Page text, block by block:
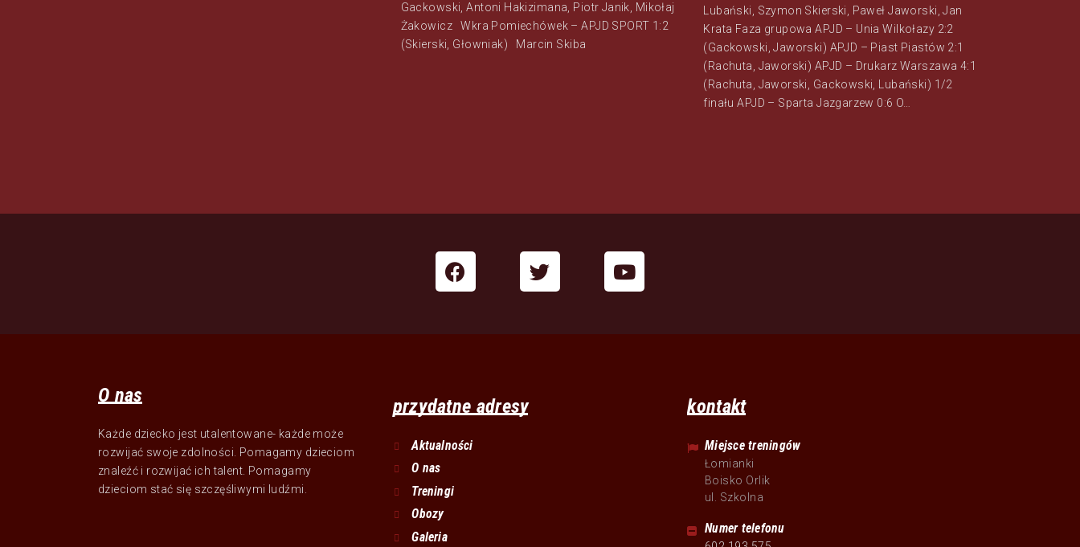
Gackowski, Antoni Hakizimana, Piotr Janik, Mikołaj
Żakowicz Wkra Pomiechówek – APJD SPORT 1:2
(Skierski, Głowniak) Marcin Skiba
Lubański, Szymon Skierski, Paweł Jaworski, Jan
Krata Faza grupowa APJD – Unia Wilkołazy 2:2
(Gackowski, Jaworski) APJD – Piast Piastów 2:1
(Rachuta, Jaworski) APJD – Drukarz Warszawa 4:1
(Rachuta, Jaworski, Gackowski, Lubański) 1/2
finału APJD – Sparta Jazgarzew 0:6 O…
O nas
Każde dziecko jest utalentowane- każde może
rozwijać swoje zdolności. Pomagamy dzieciom
znaleźć i rozwijać ich talent. Pomagamy
dzieciom stać się szczęśliwymi ludźmi.
przydatne adresy
Aktualności
O nas
Treningi
Obozy
Galeria
kontakt
Miejsce treningów
Łomianki
Boisko Orlik
ul. Szkolna
Numer telefonu